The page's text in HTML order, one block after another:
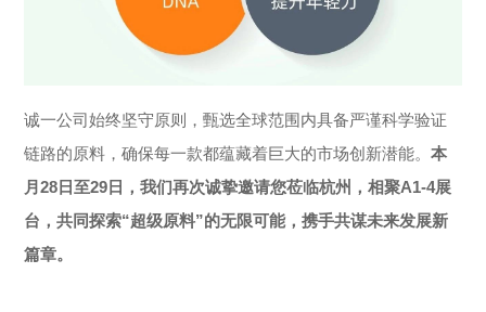
诚一公司始终坚守原则，甄选全球范围内具备严谨科学验证
链路的原料，确保每一款都蕴藏着巨大的市场创新潜能。本
月28日至29日，我们再次诚挚邀请您莅临杭州，相聚A1-4展
台，共同探索“超级原料”的无限可能，携手共谋未来发展新
篇章。